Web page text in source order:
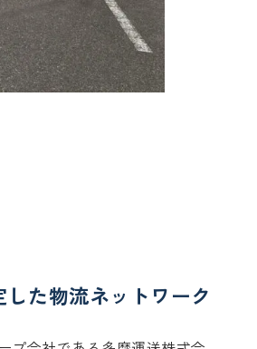
した物流ネットワーク